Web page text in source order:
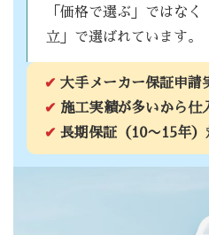
「価格で選ぶ」ではな
立」で選ばれています。
✔ 大手メーカー保証申請
✔ 施工実績が多いから仕
✔ 長期保証（10〜15年